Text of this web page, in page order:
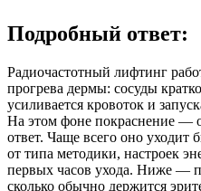
Подробный ответ:
Радиочастотный лифтинг
прогрева дермы: сосуды
усиливается кровоток и
На этом фоне покраснение —
ответ. Чаще всего оно уходит
от типа методики, настроек
первых часов ухода. Ниже —
сколько обычно держится